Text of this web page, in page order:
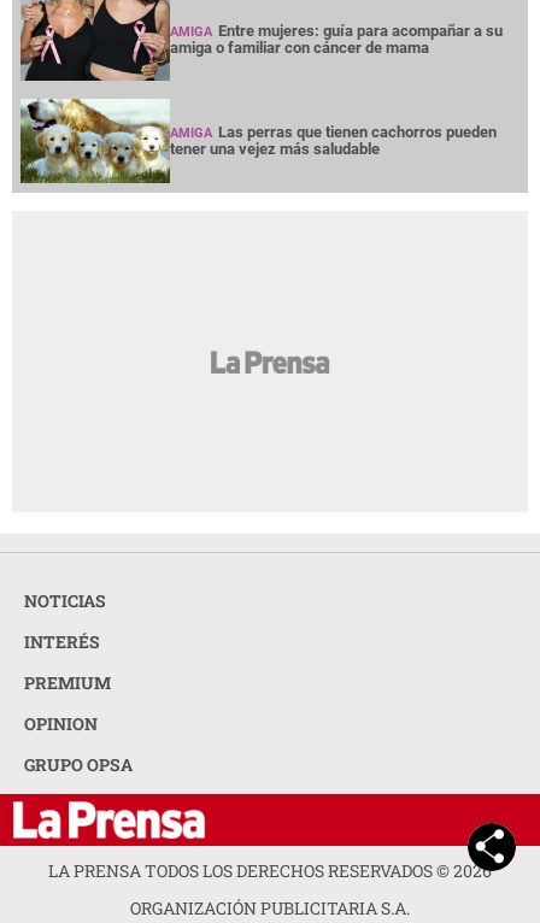
AMIGA Entre mujeres: guía para acompañar a su
amiga o familiar con cáncer de mama
AMIGA Las perras que tienen cachorros pueden
tener una vejez más saludable
NOTICIAS
INTERÉS
PREMIUM
OPINION
GRUPO OPSA
LA PRENSA TODOS LOS DERECHOS RESERVADOS ©2026
ORGANIZACIÓN PUBLICITARIA S.A.